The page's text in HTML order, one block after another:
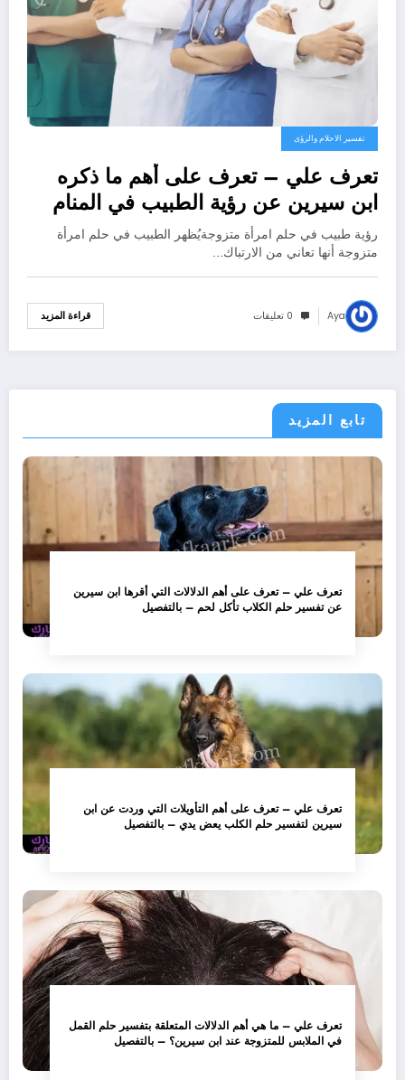
تفسير الاحلام والرؤى
تعرف علي – تعرف على أهم ما ذكره
ابن سيرين عن رؤية الطبيب في المنام
للمتزوجة – بالتفصيل
رؤية طبيب في حلم امرأة متزوجةيُظهر الطبيب في حلم امرأة
متزوجة أنها تعاني من الارتباك…
Aya 0 تعليقات قراءة المزيد
تابع المزيد
تعرف علي – تعرف على أهم الدلالات التي أقرها ابن سيرين
عن تفسير حلم الكلاب تأكل لحم – بالتفصيل
تعرف علي – تعرف على أهم التأويلات التي وردت عن ابن
سيرين لتفسير حلم الكلب يعض يدي – بالتفصيل
تعرف علي – ما هي أهم الدلالات المتعلقة بتفسير حلم القمل
في الملابس للمتزوجة عند ابن سيرين؟ – بالتفصيل